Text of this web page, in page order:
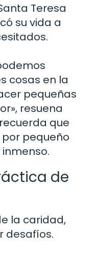
Teresa
su vida a
cosas en la
pequeñas
resuena
que
pequeño
de
la caridad,
desafíos.